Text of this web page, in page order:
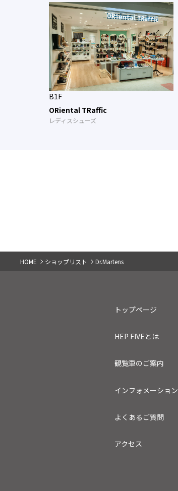
B1F
ORiental TRaffic
レディスシューズ
HOME ショップリスト Dr.Martens
トップページ
HEP FIVEとは
観覧車のご案内
インフォメーション
よくあるご質問
アクセス